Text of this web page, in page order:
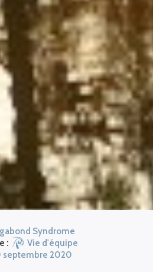
Syndrome
:
Vie d'équipe
septembre 2020